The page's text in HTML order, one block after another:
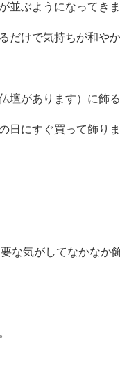
並ぶようになってきま
けで気持ちが和やか
があります）に飾る
日にすぐ買って飾りま
な気がしてなかなか